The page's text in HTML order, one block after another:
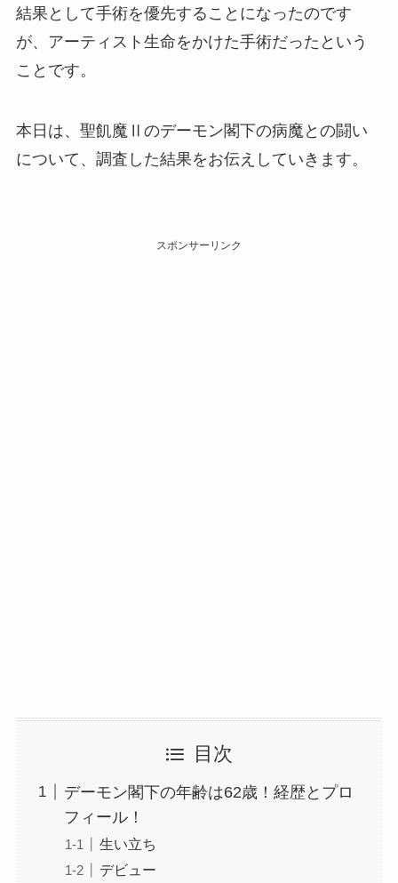
結果として手術を優先することになったのです
が、アーティスト生命をかけた手術だったという
ことです。
本日は、聖飢魔Ⅱのデーモン閣下の病魔との闘い
について、調査した結果をお伝えしていきます。
スポンサーリンク
目次
デーモン閣下の年齢は62歳！経歴とプロ
フィール！
生い立ち
デビュー